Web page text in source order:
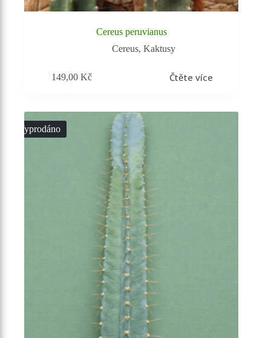
Cereus peruvianus
Cereus, Kaktusy
149,00Kč Čtěte více
Vyprodáno